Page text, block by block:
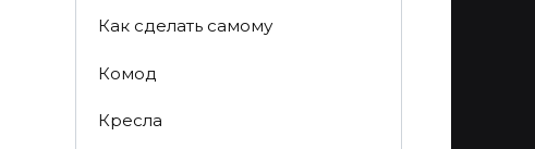
Как сделать самому
Комод
Кресла